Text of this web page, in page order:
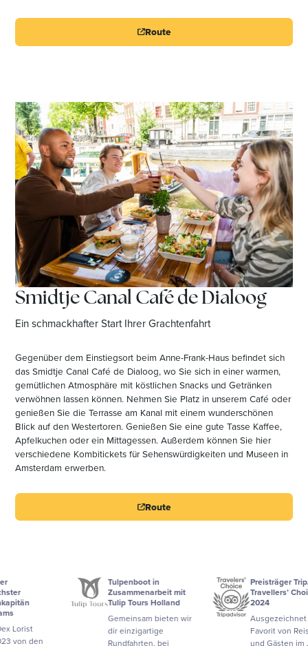
Route
Smidtje Canal Café de Dialoog
Ein schmackhafter Start Ihrer Grachtenfahrt
Gegenüber dem Einstiegsort beim Anne-Frank-Haus befindet sich
das Smidtje Canal Café de Dialoog, wo Sie sich in einer warmen,
gemütlichen Atmosphäre mit köstlichen Snacks und Getränken
verwöhnen lassen können. Nehmen Sie Platz in unserem Café oder
genießen Sie die Terrasse am Kanal mit einem wunderschönen
Blick auf den Westertoren. Genießen Sie eine gute Tasse Kaffee,
Apfelkuchen oder ein Mittagessen. Außerdem können Sie hier
verschiedene Kombitickets für Sehenswürdigkeiten und Museen in
Amsterdam erwerben.
Route
Tulpenboot in
Zusammenarbeit mit
Tulip Tours Holland
Gemeinsam bieten wir
dir einzigartige
Rundfahrten, bei
Preisträger TripAdvisor
Travellers’ Choice
2024
Ausgezeichnet als
Favorit von Reisenden
und Gästen im Jahr